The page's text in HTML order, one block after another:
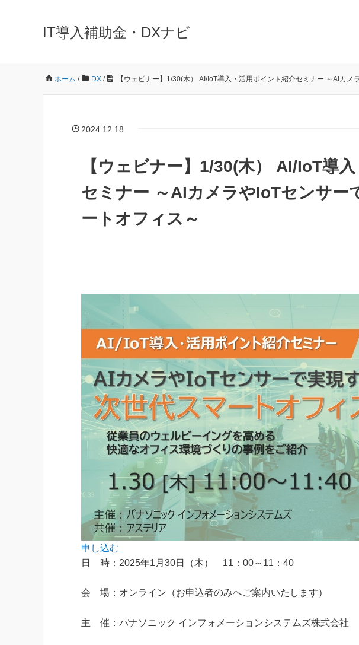
IT導入補助金・DXナビ
ホーム / DX / 【ウェビナー】1/30(木） AI/IoT導入・活用ポイント紹介セミナー ～AIカ
2024.12.18
【ウェビナー】1/30(木） AI/IoT導
セミナー ～AIカメラやIoTセンサー
ートオフィス～
申し込む
日 時：2025年1月30日（木） 11：00～11：40
会 場：オンライン（お申込者のみへご案内いたします）
主 催：パナソニック インフォメーションシステムズ株式会社